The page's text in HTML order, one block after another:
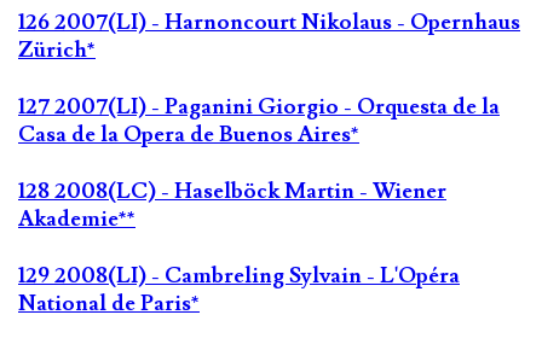
126 2007(LI) - Harnoncourt Nikolaus - Opernhaus
Zürich*
127 2007(LI) - Paganini Giorgio - Orquesta de la
Casa de la Opera de Buenos Aires*
128 2008(LC) - Haselböck Martin - Wiener
Akademie**
129 2008(LI) - Cambreling Sylvain - L'Opéra
National de Paris*